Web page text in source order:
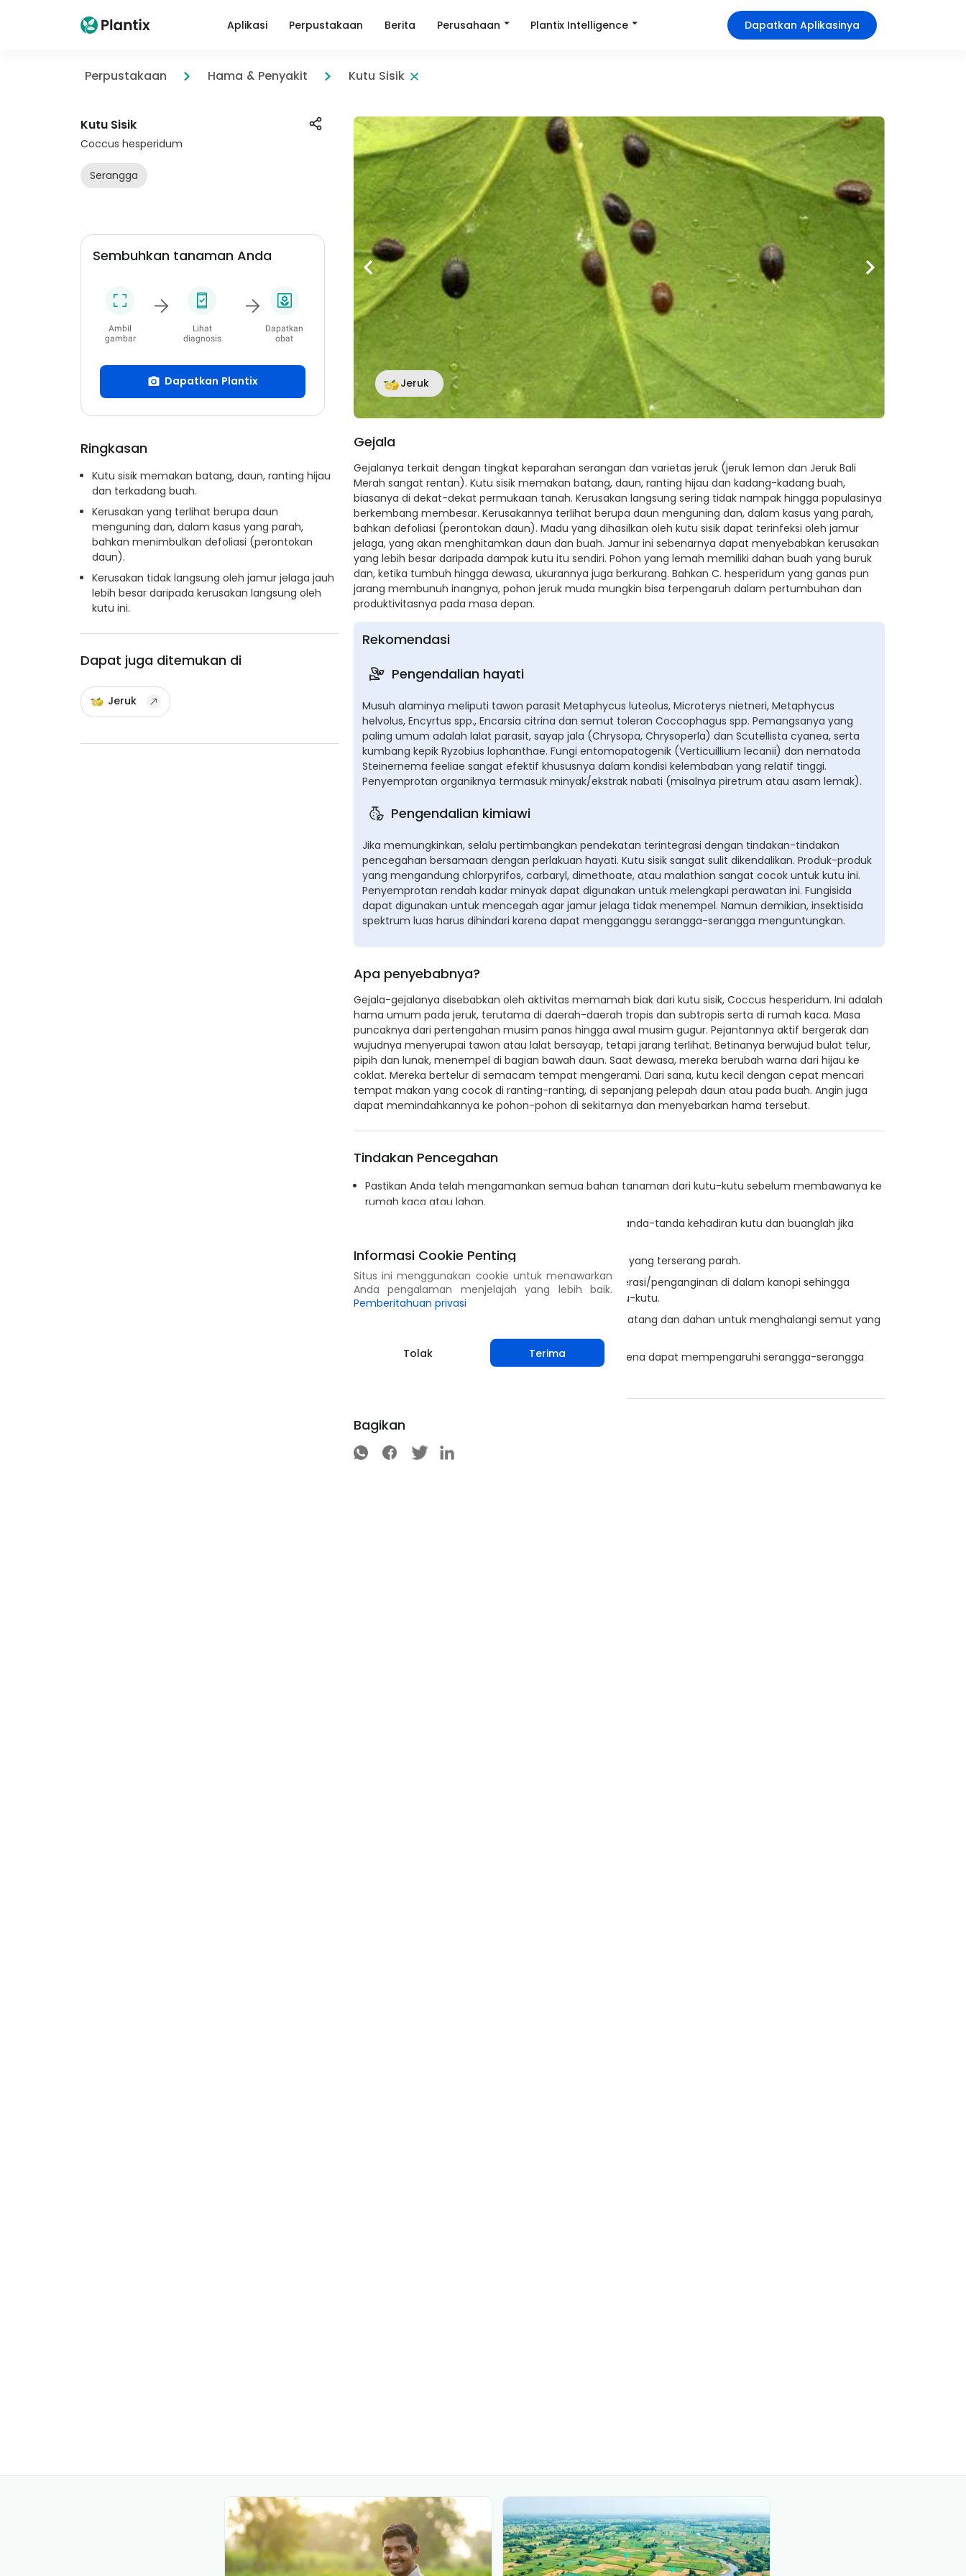
Aplikasi Perpustakaan Berita Perusahaan Plantix Intelligence Dapatkan Aplikasinya
Perpustakaan Hama & Penyakit Kutu Sisik
Kutu Sisik
Coccus hesperidum
Serangga
Sembuhkan tanaman Anda
Ambil
gambar
Lihat
diagnosis
Dapatkan
obat
Dapatkan Plantix
Ringkasan
Kutu sisik memakan batang, daun, ranting hijau
dan terkadang buah.
Kerusakan yang terlihat berupa daun
menguning dan, dalam kasus yang parah,
bahkan menimbulkan defoliasi (perontokan
daun).
Kerusakan tidak langsung oleh jamur jelaga jauh
lebih besar daripada kerusakan langsung oleh
kutu ini.
Dapat juga ditemukan di
Jeruk
Jeruk
Gejala
Gejalanya terkait dengan tingkat keparahan serangan dan varietas jeruk (jeruk lemon dan Jeruk Bali
Merah sangat rentan). Kutu sisik memakan batang, daun, ranting hijau dan kadang-kadang buah,
biasanya di dekat-dekat permukaan tanah. Kerusakan langsung sering tidak nampak hingga populasinya
berkembang membesar. Kerusakannya terlihat berupa daun menguning dan, dalam kasus yang parah,
bahkan defoliasi (perontokan daun). Madu yang dihasilkan oleh kutu sisik dapat terinfeksi oleh jamur
jelaga, yang akan menghitamkan daun dan buah. Jamur ini sebenarnya dapat menyebabkan kerusakan
yang lebih besar daripada dampak kutu itu sendiri. Pohon yang lemah memiliki dahan buah yang buruk
dan, ketika tumbuh hingga dewasa, ukurannya juga berkurang. Bahkan C. hesperidum yang ganas pun
jarang membunuh inangnya, pohon jeruk muda mungkin bisa terpengaruh dalam pertumbuhan dan
produktivitasnya pada masa depan.
Rekomendasi
Pengendalian hayati
Musuh alaminya meliputi tawon parasit Metaphycus luteolus, Microterys nietneri, Metaphycus
helvolus, Encyrtus spp., Encarsia citrina dan semut toleran Coccophagus spp. Pemangsanya yang
paling umum adalah lalat parasit, sayap jala (Chrysopa, Chrysoperla) dan Scutellista cyanea, serta
kumbang kepik Ryzobius lophanthae. Fungi entomopatogenik (Verticuillium lecanii) dan nematoda
Steinernema feeliae sangat efektif khususnya dalam kondisi kelembaban yang relatif tinggi.
Penyemprotan organiknya termasuk minyak/ekstrak nabati (misalnya piretrum atau asam lemak).
Pengendalian kimiawi
Jika memungkinkan, selalu pertimbangkan pendekatan terintegrasi dengan tindakan-tindakan
pencegahan bersamaan dengan perlakuan hayati. Kutu sisik sangat sulit dikendalikan. Produk-produk
yang mengandung chlorpyrifos, carbaryl, dimethoate, atau malathion sangat cocok untuk kutu ini.
Penyemprotan rendah kadar minyak dapat digunakan untuk melengkapi perawatan ini. Fungisida
dapat digunakan untuk mencegah agar jamur jelaga tidak menempel. Namun demikian, insektisida
spektrum luas harus dihindari karena dapat mengganggu serangga-serangga menguntungkan.
Apa penyebabnya?
Gejala-gejalanya disebabkan oleh aktivitas memamah biak dari kutu sisik, Coccus hesperidum. Ini adalah
hama umum pada jeruk, terutama di daerah-daerah tropis dan subtropis serta di rumah kaca. Masa
puncaknya dari pertengahan musim panas hingga awal musim gugur. Pejantannya aktif bergerak dan
wujudnya menyerupai tawon atau lalat bersayap, tetapi jarang terlihat. Betinanya berwujud bulat telur,
pipih dan lunak, menempel di bagian bawah daun. Saat dewasa, mereka berubah warna dari hijau ke
coklat. Mereka bertelur di semacam tempat mengerami. Dari sana, kutu kecil dengan cepat mencari
tempat makan yang cocok di ranting-ranting, di sepanjang pelepah daun atau pada buah. Angin juga
dapat memindahkannya ke pohon-pohon di sekitarnya dan menyebarkan hama tersebut.
Tindakan Pencegahan
Pastikan Anda telah mengamankan semua bahan tanaman dari kutu-kutu sebelum membawanya ke
rumah kaca atau lahan.
Pantau kebun Anda secara teratur untuk mencari tanda-tanda kehadiran kutu dan buanglah jika
Buang lalu bakarlah daun-daun dan ranting-ranting yang terserang parah.
Pangkas pohon secukupnya untuk meningkatkan aerasi/penganginan di dalam kanopi sehingga
tercipta kondisi yang tidak menyenangkan bagi kutu-kutu.
Tempatkan penghalang atau perangkap di sekitar batang dan dahan untuk menghalangi semut yang
ingin mendapatkan makanan dari kutu.
Jangan menggunakan insektisida spektrum luas karena dapat mempengaruhi serangga-serangga
Bagikan
Informasi Cookie Penting
Situs ini menggunakan cookie untuk menawarkan
Anda pengalaman menjelajah yang lebih baik.
Pemberitahuan privasi
Tolak Terima